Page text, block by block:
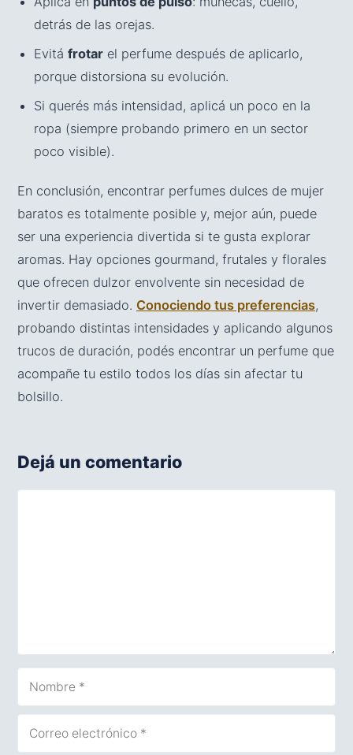
detrás de las orejas.
Evitáfrotar el perfume después de aplicarlo,
porque distorsiona su evolución.
Si querés más intensidad, aplicá un poco en la
ropa (siempre probando primero en un sector
poco visible).
En conclusión, encontrar perfumes dulces de mujer
baratos es totalmente posible y, mejor aún, puede
ser una experiencia divertida si te gusta explorar
aromas. Hay opciones gourmand, frutales y florales
que ofrecen dulzor envolvente sin necesidad de
invertir demasiado. Conociendo tus preferencias,
probando distintas intensidades y aplicando algunos
trucos de duración, podés encontrar un perfume que
acompañe tu estilo todos los días sin afectar tu
bolsillo.
Dejá un comentario
electrónico